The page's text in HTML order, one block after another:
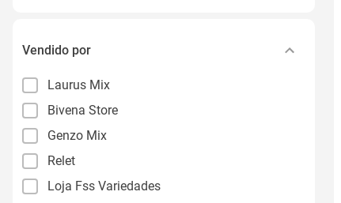
Vendido por
Laurus Mix
Bivena Store
Genzo Mix
Relet
Loja Fss Variedades